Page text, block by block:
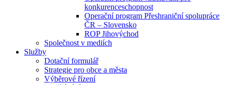
konkurenceschopnost
Operační program Přeshraniční spolupráce
ČR – Slovensko
ROP Jihovýchod
Společnost v mediích
Služby
Dotační formulář
Strategie pro obce a města
Výběrové řízení